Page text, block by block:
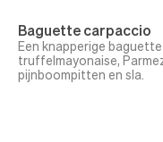
Baguette carpaccio
Een knapperige
truffelmayonaise,
pijnboompitten en sla.